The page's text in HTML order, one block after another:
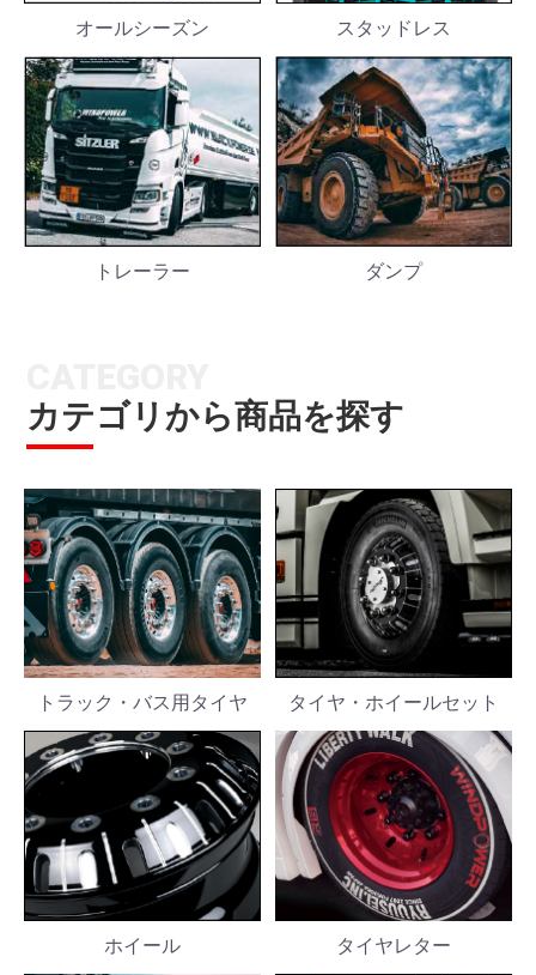
オールシーズン スタッドレス
トレーラー ダンプ
カテゴリから商品を探す
トラック・バス用タイヤ タイヤ・ホイールセット
ホイール タイヤレター